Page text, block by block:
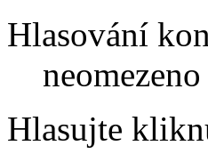
Hlasování
neomezeno
Hlasujte